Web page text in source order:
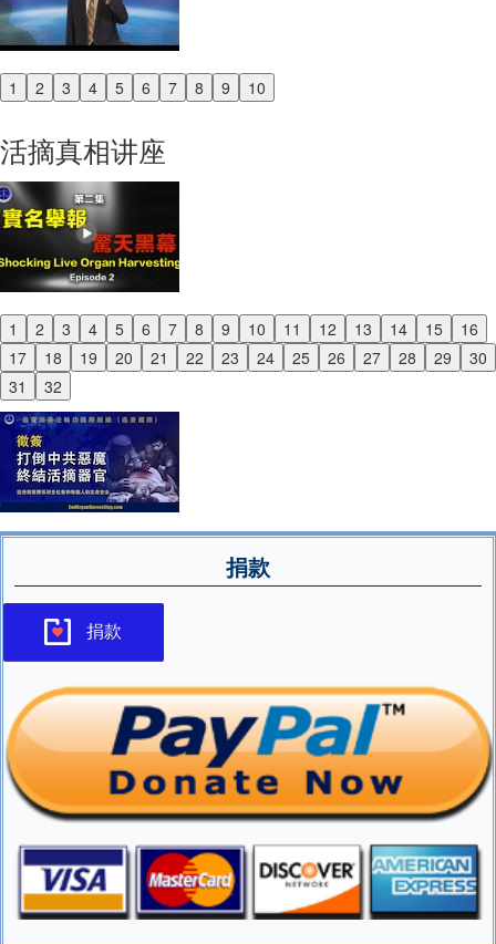
1 2 3 4 5 6 7 8 9 10
Previous
活摘真相讲座
1 2 3 4 5 6 7 8 9 10 11 12 13 14 15
16
17
18 19 20 21 22 23 24 25 26 27 28 29
30
31
32
Previous
Next
捐款
捐款